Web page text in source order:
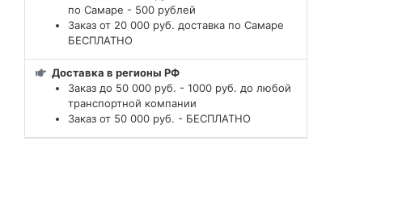
по Самаре - 500 рублей
Заказ от 20 000 руб. доставка по Самаре
БЕСПЛАТНО
Доставка в регионы РФ
Заказ до 50 000 руб. - 1000 руб. до любой
транспортной компании
Заказ от 50 000 руб. - БЕСПЛАТНО